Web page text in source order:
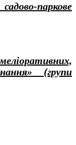
паркове
(групи